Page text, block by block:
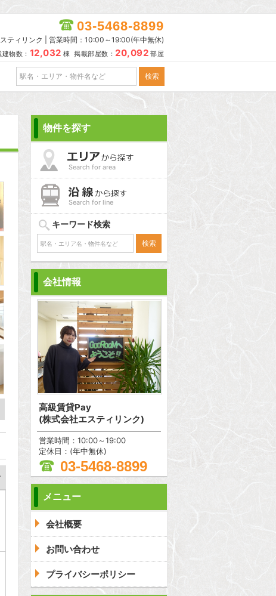
03-5468-8899
ティリンク | 営業時間：10:00～19:00(年中無休)
物数： 12,032 棟 掲載部屋数： 20,092 部屋
問合わせ
問合わせ
物件を探す
Search for area
Search for line
キーワード検索
会社情報
高級賃貸Pay
(株式会社エスティリンク)
営業時間：10:00～19:00
定休日：(年中無休)
03-5468-8899
メニュー
会社概要
お問い合わせ
プライバシーポリシー